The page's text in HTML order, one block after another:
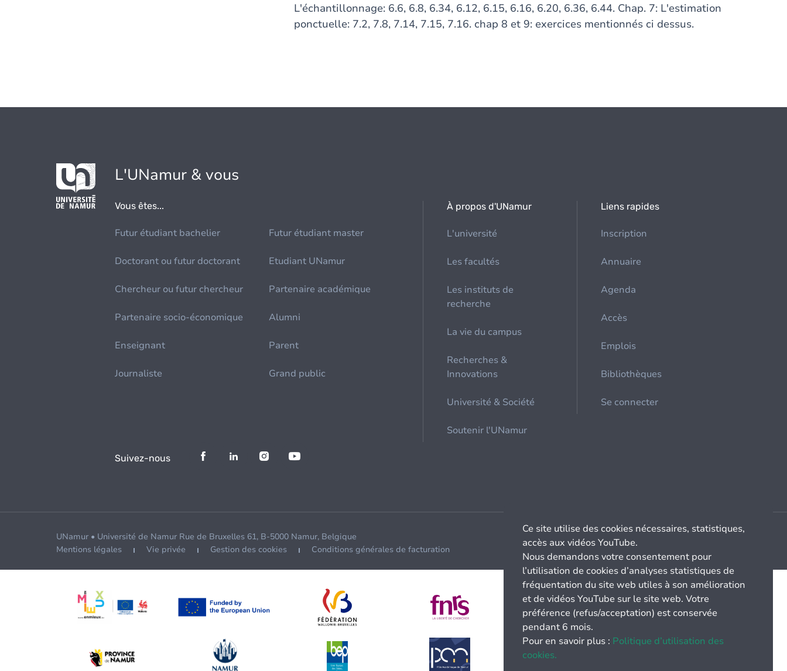
L'échantillonnage: 6.6, 6.8, 6.34, 6.12, 6.15, 6.16, 6.20, 6.36, 6.44. Chap. 7: L'estimation
ponctuelle: 7.2, 7.8, 7.14, 7.15, 7.16. chap 8 et 9: exercices mentionnés ci dessus.
L'UNamur & vous
Vous êtes...
Futur étudiant bachelier Futur étudiant master
Doctorant ou futur doctorant Etudiant UNamur
Chercheur ou futur chercheur Partenaire académique
Partenaire socio-économique Alumni
Enseignant Parent
Journaliste Grand public
À propos d'UNamur
L'université
Les facultés
Les instituts de
recherche
La vie du campus
Recherches &
Innovations
Université & Société
Soutenir l'UNamur
Liens rapides
Inscription
Annuaire
Agenda
Accès
Emplois
Bibliothèques
Se connecter
Suivez-nous
UNamur • Université de Namur Rue de Bruxelles 61, B-5000 Namur, Belgique
Mentions légales
Vie privée Gestion des cookies Conditions générales de facturation
Ce site utilise des cookies nécessaires, statistiques,
accès aux vidéos YouTube.
Nous demandons votre consentement pour
l’utilisation de cookies d’analyses statistiques de
fréquentation du site web utiles à son amélioration
et de vidéos YouTube sur le site web. Votre
préférence (refus/acceptation) est conservée
pendant 6 mois.
Pour en savoir plus : Politique d’utilisation des
cookies.